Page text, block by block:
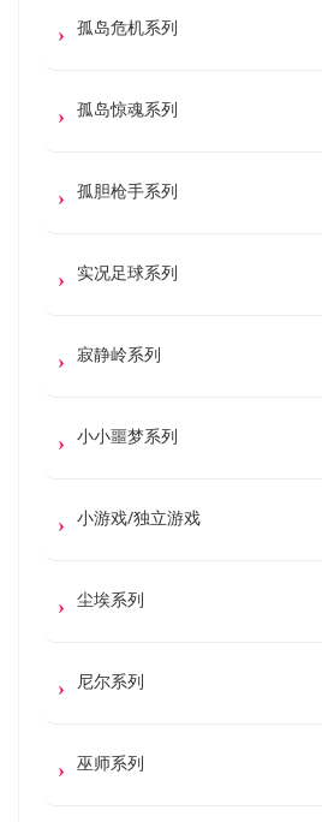
孤岛危机系列
孤岛惊魂系列
孤胆枪手系列
实况足球系列
寂静岭系列
小小噩梦系列
小游戏/独立游戏
尘埃系列
尼尔系列
巫师系列